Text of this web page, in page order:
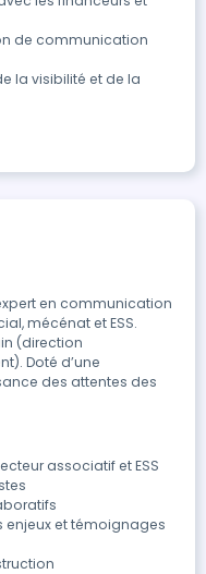
en communication
mécénat et ESS.
(direction
Doté d’une
des attentes des
associatif et ESS
enjeux et témoignages